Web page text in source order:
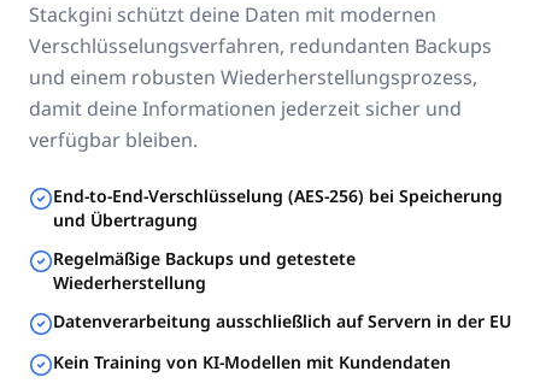
Stackgini schützt deine Daten mit modernen
Verschlüsselungsverfahren, redundanten Backups
und einem robusten Wiederherstellungsprozess,
damit deine Informationen jederzeit sicher und
verfügbar bleiben.
End-to-End-Verschlüsselung (AES-256) bei Speicherung
und Übertragung
Regelmäßige Backups und getestete
Wiederherstellung
Datenverarbeitung ausschließlich auf Servern in der EU
Kein Training von KI-Modellen mit Kundendaten